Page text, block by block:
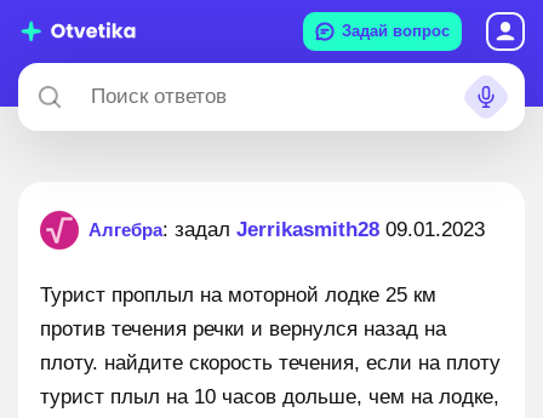
Задай вопрос
Алгебра: задал Jerrikasmith28 09.01.2023
Турист проплыл на моторной лодке 25 км
против течения речки и вернулся назад на
плоту. найдите скорость течения, если на плоту
турист плыл на 10 часов дольше, чем на лодке,